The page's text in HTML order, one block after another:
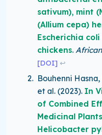
sativum), mint
(Allium cepa)
Escherichia
chickens.
[DOI] ↩
Bouhenni
et al. (2023). In
of Combined
Medicinal
Helicobacter